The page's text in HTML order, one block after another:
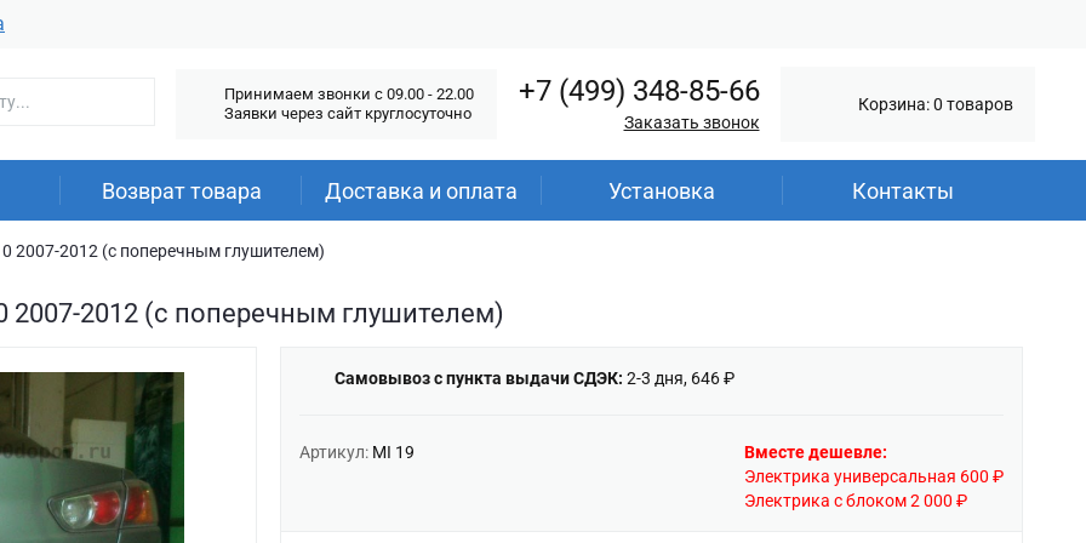
Принимаем звонки c 09.00 - 22.00
Заявки через сайт круглосуточно
+7 (499) 348-85-66
Заказать звонок
Корзина: 0 товаров
Возврат товара Доставка и оплата Установка Контакты
2007-2012 (с поперечным глушителем)
2007-2012 (с поперечным глушителем)
Самовывоз с пункта выдачи СДЭК: 2-3 дня, 646 ₽
Артикул: MI 19
Вместе дешевле:
Электрика универсальная 600 ₽
Электрика с блоком 2 000 ₽